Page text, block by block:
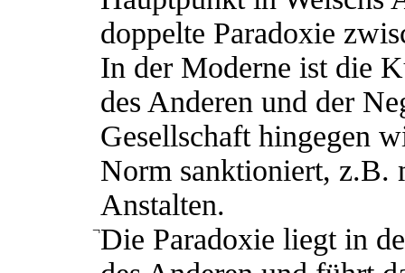
doppelte Paradoxie
In der Moderne ist die
des Anderen und der
Gesellschaft hingegen
Norm sanktioniert, z.B.
Anstalten.
¬Die Paradoxie liegt in